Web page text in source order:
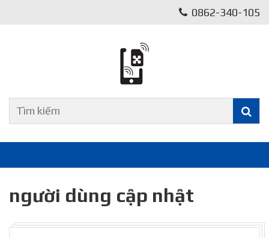
0862-340-105
người dùng cập nhật